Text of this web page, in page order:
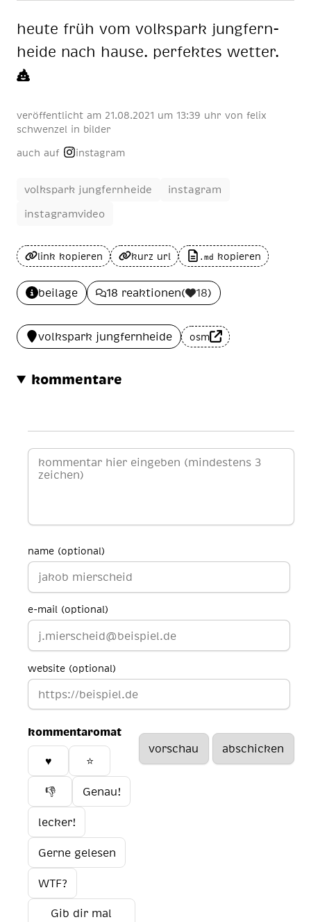
heu­te früh vom volks­park jung­fern­
hei­de nach hau­se. per­fek­tes wet­ter.
veröffentlicht am 21 08 2021 um 13:39 uhr von felix
schwenzel in bilder
auch auf instagram
volkspark jungfernheide instagram
instagramvideo
link kopieren kurz url .md kopieren
beilage 18 reaktionen( 18)
volkspark jungfernheide osm
kommentare
name (optional)
e-mail (optional)
website (optional)
kommentaromat
♥️ ⭐
👎 Genau!
lecker!
Gerne gelesen
WTF?
Gib dir mal